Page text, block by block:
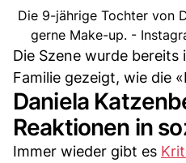
Die 9-jährige Tochter von
gerne Make-up. -
Die Szene wurde
Familie gezeigt, wie die
Daniela
Reaktionen in
Immer wieder gibt es